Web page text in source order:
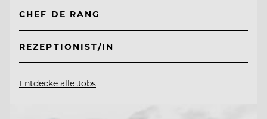
CHEF DE RANG
REZEPTIONIST/IN
Entdecke alle Jobs